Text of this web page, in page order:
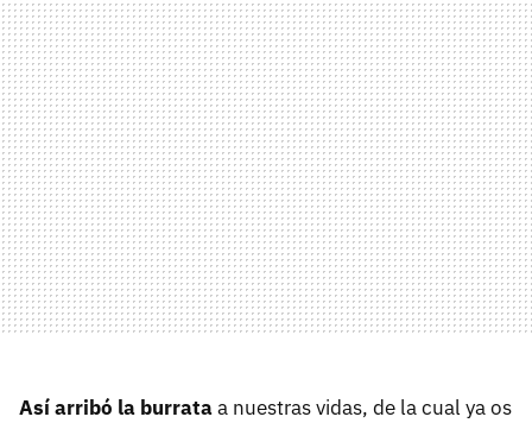
Así arribó la burrataa nuestras vidas, de la cual ya os